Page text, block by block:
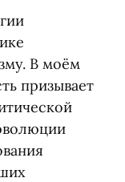
В моём
призывает